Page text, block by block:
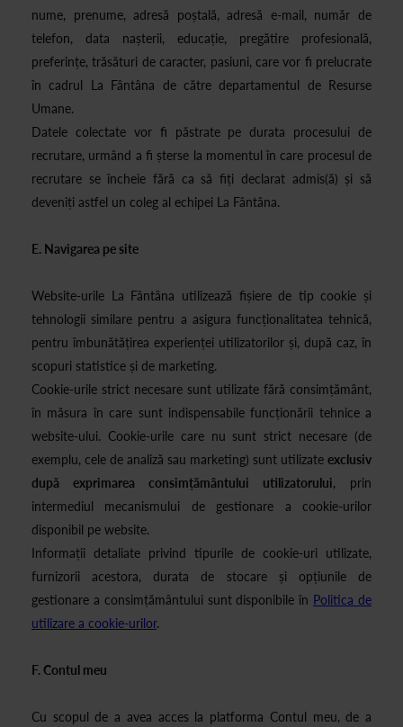
nume, prenume, adresă poștală, adresă e-mail, număr de
telefon, data nașterii, educație, pregătire profesională,
preferințe, trăsături de caracter, pasiuni, care vor fi prelucrate
în cadrul La Fântâna de către departamentul de Resurse
Umane.
Datele colectate vor fi păstrate pe durata procesului de
recrutare, urmând a fi șterse la momentul în care procesul de
recrutare se încheie fără ca să fiți declarat admis(ă) și să
deveniți astfel un coleg al echipei La Fântâna.
E. Navigarea pe site
Website-urile La Fântâna utilizează fișiere de tip cookie și
tehnologii similare pentru a asigura funcționalitatea tehnică,
pentru îmbunătățirea experienței utilizatorilor și, după caz, în
scopuri statistice și de marketing.
Cookie-urile strict necesare sunt utilizate fără consimțământ,
în măsura în care sunt indispensabile funcționării tehnice a
website-ului. Cookie-urile care nu sunt strict necesare (de
exemplu, cele de analiză sau marketing) sunt utilizate exclusiv
după exprimarea consimțământului utilizatorului, prin
intermediul mecanismului de gestionare a cookie-urilor
disponibil pe website.
Informații detaliate privind tipurile de cookie-uri utilizate,
furnizorii acestora, durata de stocare și opțiunile de
gestionare a consimțământului sunt disponibile în Politica de
utilizare a cookie-urilor.
F. Contul meu
Cu scopul de a avea acces la platforma Contul meu, de a